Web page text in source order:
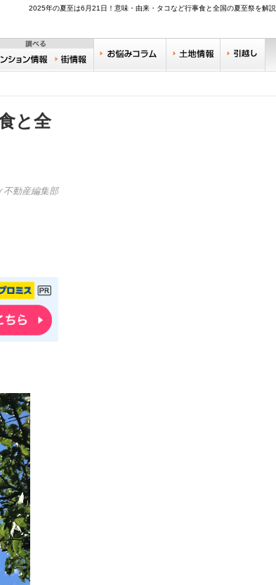
2025年の夏至は6月21日！意味・由来・タコなど行事食と全国の夏至祭を解説
宅 おうちリサーチ住みやすい街サーチ
と全
不動産編集部